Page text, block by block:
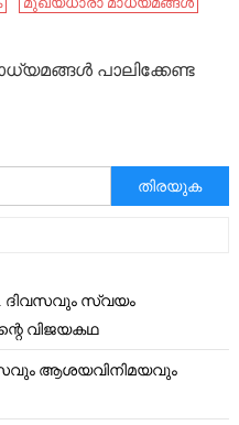
പാലിക്കേണ്ട
അനേഷിക്കുക
ദിവസവും സ്വയം
വിജയകഥ
ആശയവിനിമയവും